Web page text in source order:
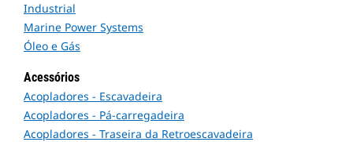
Industrial
Marine Power Systems
Óleo e Gás
Acessórios
Acopladores - Escavadeira
Acopladores - Pá-carregadeira
Acopladores - Traseira da Retroescavadeira